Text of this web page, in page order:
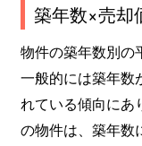
築年数×売却
物件の築年数別の
一般的には築年数
れている傾向にあ
の物件は、築年数